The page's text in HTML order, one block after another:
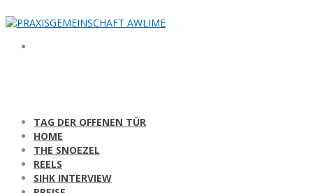
TAG DER OFFENEN TÜR
HOME
THE SNOEZEL
REELS
SIHK INTERVIEW